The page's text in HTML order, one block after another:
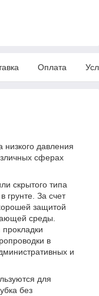
Оплата
давления
сферах
скрытого типа
грунте. За счет
защитой
среды.
в
и
для
без